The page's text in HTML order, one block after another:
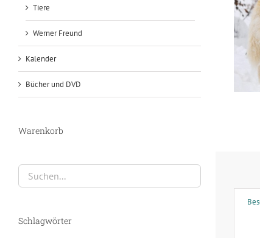
Tiere
Werner Freund
Kalender
Bücher und DVD
Warenkorb
Schlagwörter